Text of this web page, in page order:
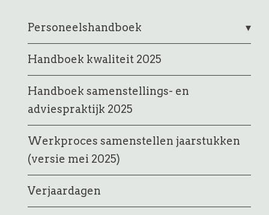
Personeelshandboek
Handboek kwaliteit 2025
Handboek samenstellings- en
adviespraktijk 2025
Werkproces samenstellen jaarstukken
(versie mei 2025)
Verjaardagen